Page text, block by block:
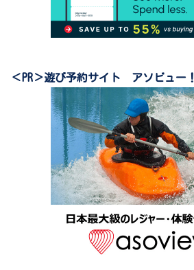
＜PR＞遊び予約サイト アソビュー！